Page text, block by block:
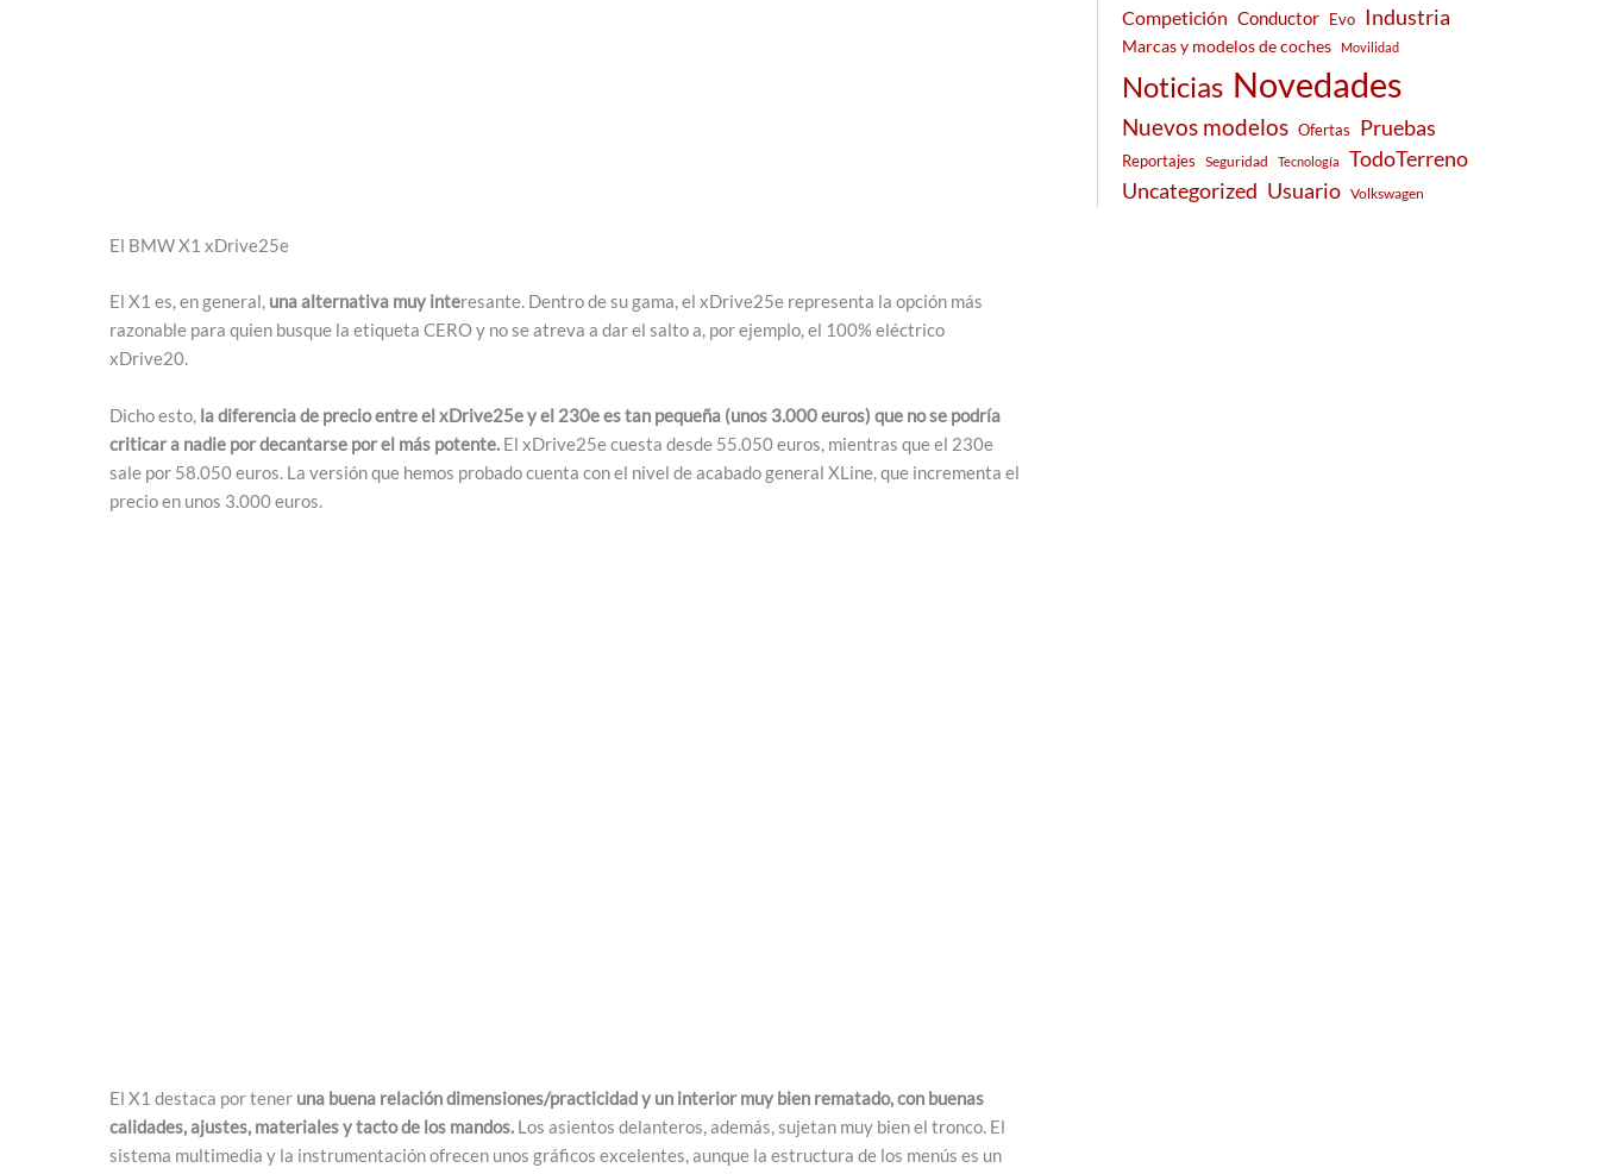
El BMW X1 xDrive25e
El X1 es, en general, una alternativa muy interesante. Dentro de su gama, el xDrive25e representa la opción más
razonable para quien busque la etiqueta CERO y no se atreva a dar el salto a, por ejemplo, el 100% eléctrico
xDrive20.
Dicho esto, la diferencia de precio entre el xDrive25e y el 230e es tan pequeña (unos 3.000 euros) que no se podría
criticar a nadie por decantarse por el más potente. El xDrive25e cuesta desde 55.050 euros, mientras que el 230e
sale por 58.050 euros. La versión que hemos probado cuenta con el nivel de acabado general XLine, que incrementa el
precio en unos 3.000 euros.
El X1 destaca por tener una buena relación dimensiones/practicidad y un interior muy bien rematado, con buenas
calidades, ajustes, materiales y tacto de los mandos. Los asientos delanteros, además, sujetan muy bien el tronco. El
sistema multimedia y la instrumentación ofrecen unos gráficos excelentes, aunque la estructura de los menús es un
Competición Conductor Evo Industria
Marcas y modelos de coches Movilidad
Noticias Novedades
Nuevos modelos Ofertas Pruebas
Reportajes Seguridad Tecnología
TodoTerreno
Uncategorized Usuario Volkswagen